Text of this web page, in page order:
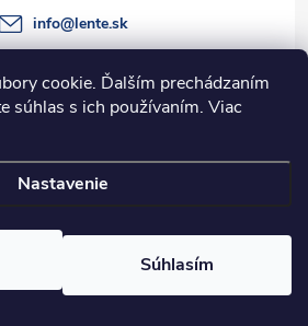
cookie. Ďalším prechádzaním
súhlas s ich používaním. Viac
Nastavenie
Súhlasím
info@lente.sk
. Všetky práva vyhradené.